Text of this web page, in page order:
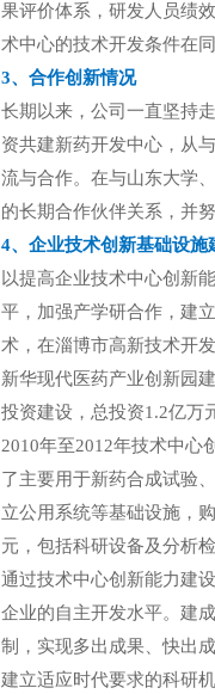
果评价体系，研发人员绩
术中心的技术开发条件在
3、合作创新情况
长期以来，公司一直坚持
资共建新药开发中心，从
流与合作。在与山东大学
的长期合作伙伴关系，并
4、企业技术创新基础设施
以提高企业技术中心创新
平，加强产学研合作，建
术，在淄博市高新技术开
新华现代医药产业创新园
投资建设，总投资1.2亿万
2010年至2012年技术中心
了主要用于新药合成试验
立公用系统等基础设施，
元，包括科研设备及分析
通过技术中心创新能力建
企业的自主开发水平。建
制，实现多出成果、快出
建立适应时代要求的科研